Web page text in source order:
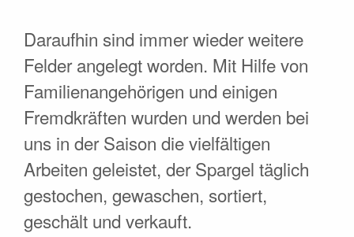
Daraufhin sind immer wieder weitere
Felder angelegt worden. Mit Hilfe von
Familienangehörigen und einigen
Fremdkräften wurden und werden bei
uns in der Saison die vielfältigen
Arbeiten geleistet, der Spargel täglich
gestochen, gewaschen, sortiert,
geschält und verkauft.